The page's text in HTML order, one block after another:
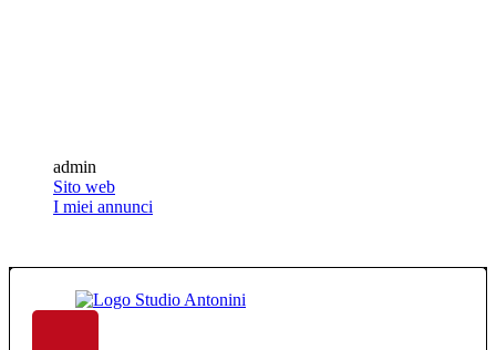
admin
Sito web
I miei annunci